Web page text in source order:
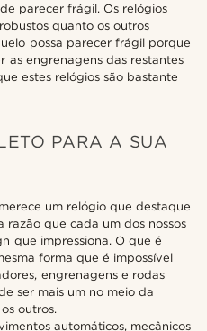
parecer frágil. Os relógios
quanto os outros
possa parecer frágil porque
as engrenagens das restantes
estes relógios são bastante
PARA A SUA
um relógio que destaque
que cada um dos nossos
que impressiona. O que é
forma que é impossível
engrenagens e rodas
ser mais um no meio da
outros.
automáticos, mecânicos